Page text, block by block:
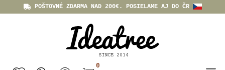
POŠTOVNÉ ZDARMA NAD 200€. POSIELAME AJ DO ČR
0